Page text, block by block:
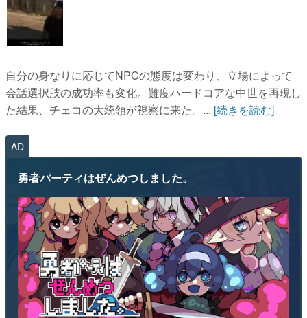
自分の身なりに応じてNPCの態度は変わり、立場によって
会話選択肢の成功率も変化。難度ハードコアな中世を再現し
た結果、チェコの大統領が視察に来た。... [続きを読む]
AD
勇者パーティはぜんめつしました。